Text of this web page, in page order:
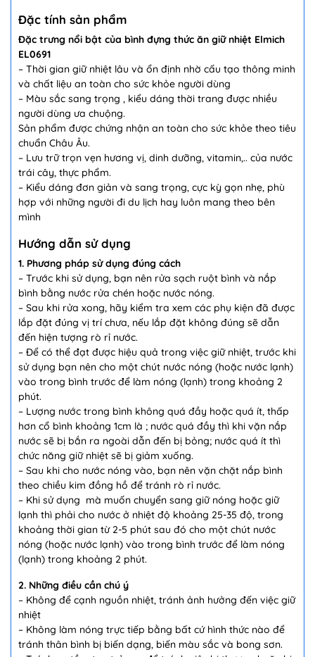
Đặc tính sản phẩm
Đặc trưng nổi bật của bình đựng thức ăn giữ nhiệt Elmich
EL0691
– Thời gian giữ nhiệt lâu và ổn định nhờ cấu tạo thông minh
và chất liệu an toàn cho sức khỏe người dùng
– Màu sắc sang trọng , kiểu dáng thời trang được nhiều
người dùng ưa chuộng.
Sản phẩm được chứng nhận an toàn cho sức khỏe theo tiêu
chuẩn Châu Âu.
– Lưu trữ trọn vẹn hương vị, dinh dưỡng, vitamin,.. của nước
trái cây, thực phẩm.
– Kiểu dáng đơn giản và sang trọng, cực kỳ gọn nhẹ, phù
hợp với những người đi du lịch hay luôn mang theo bên
mình
Hướng dẫn sử dụng
1. Phương pháp sử dụng đúng cách
– Trước khi sử dụng, bạn nên rửa sạch ruột bình và nắp
bình bằng nước rửa chén hoặc nước nóng.
– Sau khi rửa xong, hãy kiểm tra xem các phụ kiện đã được
lắp đặt đúng vị trí chưa, nếu lắp đặt không đúng sẽ dẫn
đến hiện tượng rò rỉ nước.
– Để có thể đạt được hiệu quả trong việc giữ nhiệt, trước khi
sử dụng bạn nên cho một chút nước nóng (hoặc nước lạnh)
vào trong bình trước để làm nóng (lạnh) trong khoảng 2
phút.
– Lượng nước trong bình không quá đầy hoặc quá ít, thấp
hơn cổ bình khoảng 1cm là ; nước quá đầy thì khi vặn nắp
nước sẽ bị bắn ra ngoài dẫn đến bị bỏng; nước quá ít thì
chức năng giữ nhiệt sẽ bị giảm xuống.
– Sau khi cho nước nóng vào, bạn nên vặn chặt nắp bình
theo chiều kim đồng hồ để tránh rò rỉ nước.
– Khi sử dụng mà muốn chuyển sang giữ nóng hoặc giữ
lạnh thì phải cho nước ở nhiệt độ khoảng 25-35 độ, trong
khoảng thời gian từ 2-5 phút sau đó cho một chút nước
nóng (hoặc nước lạnh) vào trong bình trước để làm nóng
(lạnh) trong khoảng 2 phút.
2. Những điều cần chú ý
– Không để cạnh nguồn nhiệt, tránh ảnh hưởng đến việc giữ
nhiệt
– Không làm nóng trực tiếp bằng bất cứ hình thức nào để
tránh thân bình bị biến dạng, biến màu sắc và bong sơn.